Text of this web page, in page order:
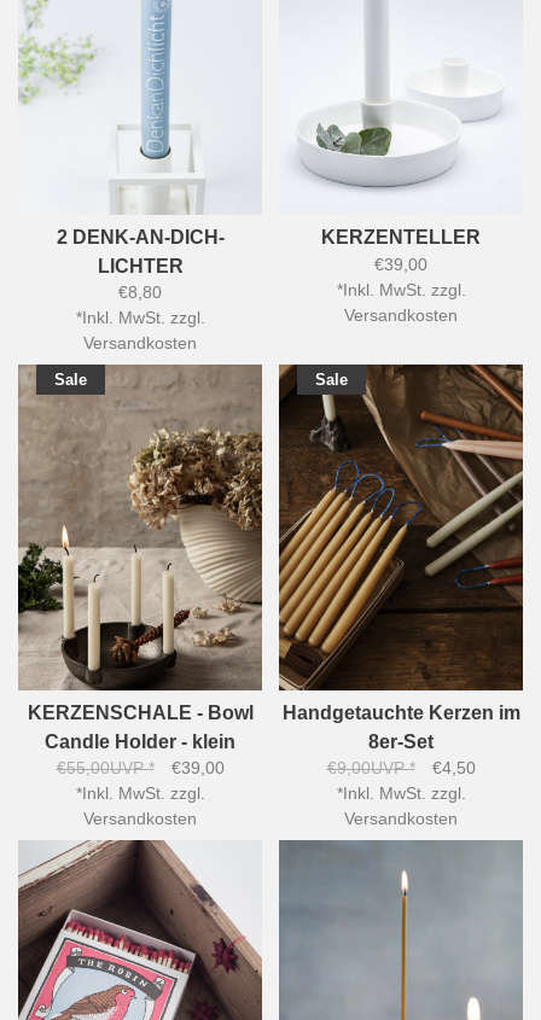
2 DENK-AN-DICH-
LICHTER
€8,80
*Inkl. MwSt. zzgl.
Versandkosten
KERZENTELLER
€39,00
*Inkl. MwSt. zzgl.
Versandkosten
Sale
KERZENSCHALE - Bowl
Candle Holder - klein
€55,00UVP *
€39,00
*Inkl. MwSt. zzgl.
Versandkosten
Sale
Handgetauchte Kerzen im
8er-Set
€9,00UVP *
€4,50
*Inkl. MwSt. zzgl.
Versandkosten